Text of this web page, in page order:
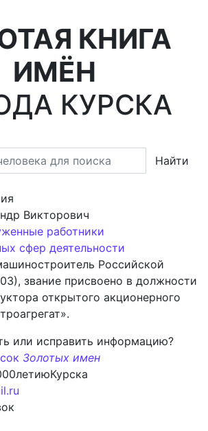
КНИГА
ИМЁН
КУРСКА
Найти
Викторович
работники
сфер деятельности
Российской
звание присвоено в должности
открытого акционерного
или исправить информацию?
Золотых имен